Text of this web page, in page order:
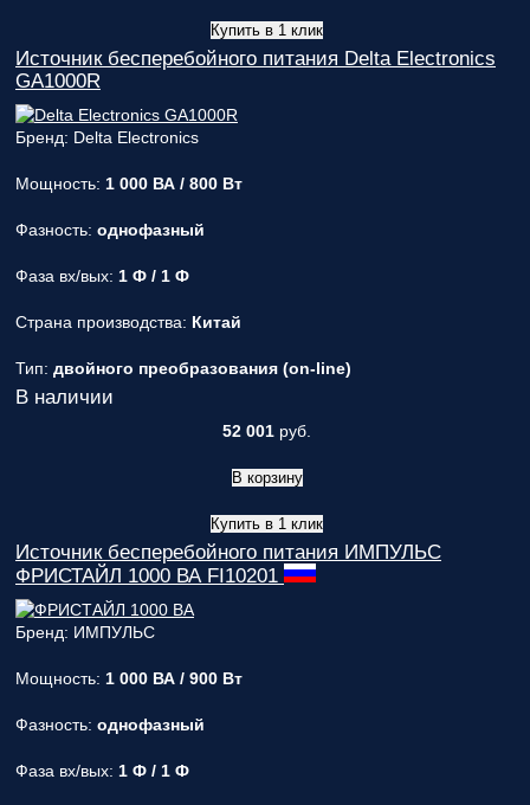
Купить в 1 клик
Источник бесперебойного питания Delta Electronics
GA1000R
Бренд: Delta Electronics
Мощность: 1 000 ВА / 800 Вт
Фазность: однофазный
Фаза вх/вых: 1 Ф / 1 Ф
Страна производства: Китай
Тип: двойного преобразования (on-line)
В наличии
52 001 руб.
В корзину
Купить в 1 клик
Источник бесперебойного питания ИМПУЛЬС
ФРИСТАЙЛ 1000 ВА FI10201
Бренд: ИМПУЛЬС
Мощность: 1 000 ВА / 900 Вт
Фазность: однофазный
Фаза вх/вых: 1 Ф / 1 Ф